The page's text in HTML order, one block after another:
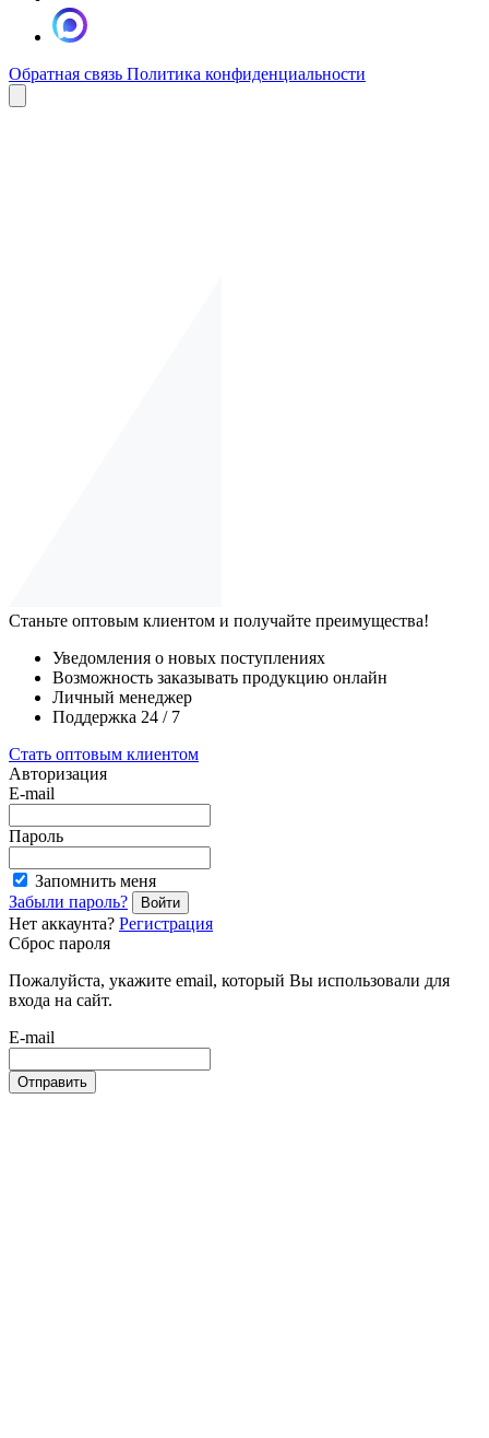
Обратная связь Политика конфиденциальности
Станьте оптовым клиентом и получайте преимущества!
Уведомления о новых поступлениях
Возможность заказывать продукцию онлайн
Личный менеджер
Поддержка 24 / 7
Стать оптовым клиентом
Авторизация
E-mail
Пароль
Запомнить меня
Забыли пароль?
Войти
Нет аккаунта? Регистрация
Сброс пароля
Пожалуйста, укажите email, который Вы использовали для
входа на сайт.
E-mail
Отправить